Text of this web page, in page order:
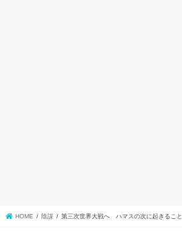
HOME 陰謀 第三次世界大戦へ ハマスの次に起きること